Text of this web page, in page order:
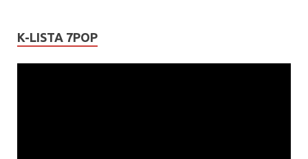
K-LISTA 7POP